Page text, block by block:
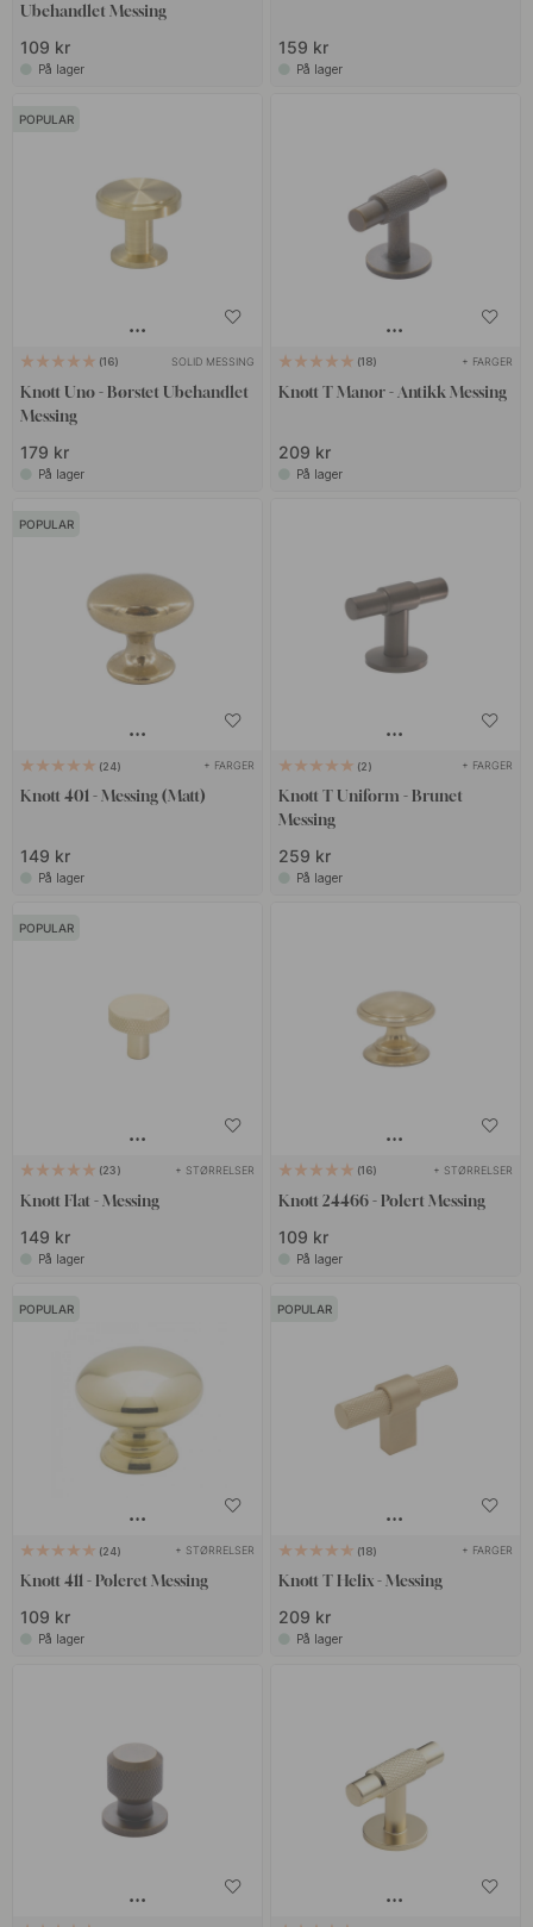
Ubehandlet Messing
109 kr
På lager
159 kr
På lager
POPULAR
16 SOLID MESSING
Knott Uno - Børstet Ubehandlet
Messing
179 kr
På lager
18 + FARGER
Knott T Manor - Antikk Messing
209 kr
På lager
POPULAR
24 + FARGER
Knott 401 - Messing (Matt)
149 kr
På lager
2 + FARGER
Knott T Uniform - Brunet
Messing
259 kr
På lager
POPULAR
23 + STØRRELSER
Knott Flat - Messing
149 kr
På lager
16 + STØRRELSER
Knott 24466 - Polert Messing
109 kr
På lager
POPULAR
24 + STØRRELSER
Knott 411 - Poleret Messing
109 kr
På lager
POPULAR
18 + FARGER
Knott T Helix - Messing
209 kr
På lager